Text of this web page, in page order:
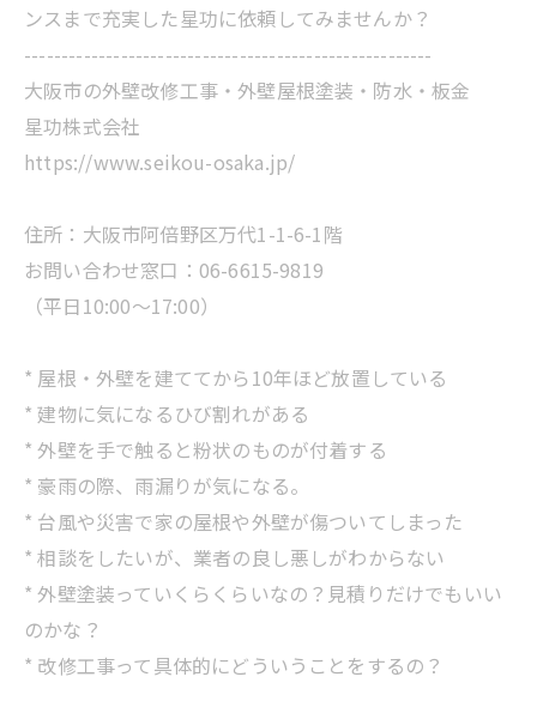
ンスまで充実した星功に依頼してみませんか？
-------------------------------------------------------
大阪市の外壁改修工事・外壁屋根塗装・防水・板金
星功株式会社
https://www.seikou-osaka.jp/
住所：大阪市阿倍野区万代1-1-6-1階
お問い合わせ窓口：06-6615-9819
（平日10:00～17:00）
* 屋根・外壁を建ててから10年ほど放置している
* 建物に気になるひび割れがある
* 外壁を手で触ると粉状のものが付着する
* 豪雨の際、雨漏りが気になる。
* 台風や災害で家の屋根や外壁が傷ついてしまった
* 相談をしたいが、業者の良し悪しがわからない
* 外壁塗装っていくらくらいなの？見積りだけでもいい
のかな？
* 改修工事って具体的にどういうことをするの？